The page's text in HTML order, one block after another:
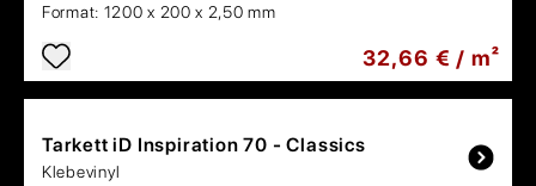
Format: 1200 x 200 x 2,50 mm
32,66 € / m²
Tarkett iD Inspiration 70 - Classics
Klebevinyl